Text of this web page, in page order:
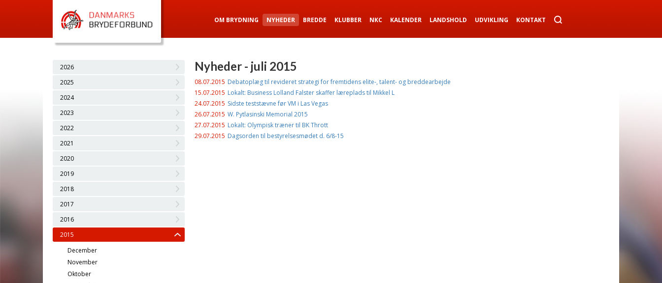
OM BRYDNING NYHEDER BREDDE KLUBBER NKC KALENDER LANDSHOLD UDVIKLING KONTAKT
2026
2025
2024
2023
2022
2021
2020
2019
2018
2017
2016
2015
December
November
Oktober
Nyheder - juli 2015
08.07.2015 Debatoplæg til revideret strategi for fremtidens elite-, talent- og breddearbejde
15.07.2015 Lokalt: Business Lolland Falster skaffer læreplads til Mikkel L
24.07.2015 Sidste teststævne før VM i Las Vegas
26.07.2015 W. Pytlasinski Memorial 2015
27.07.2015 Lokalt: Olympisk træner til BK Thrott
29.07.2015 Dagsorden til bestyrelsesmødet d. 6/8-15